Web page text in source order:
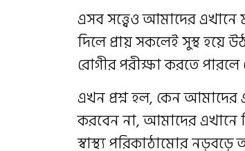
এসব সত্ত্বেও আমাদের
দিলে প্রায় সকলেই সুস্থ
রোগীর পরীক্ষা করতে
এখন প্রশ্ন হল, কেন
করবেন না, আমাদের এখানে
স্বাস্থ্য পরিকাঠামোর নড়বড়ে